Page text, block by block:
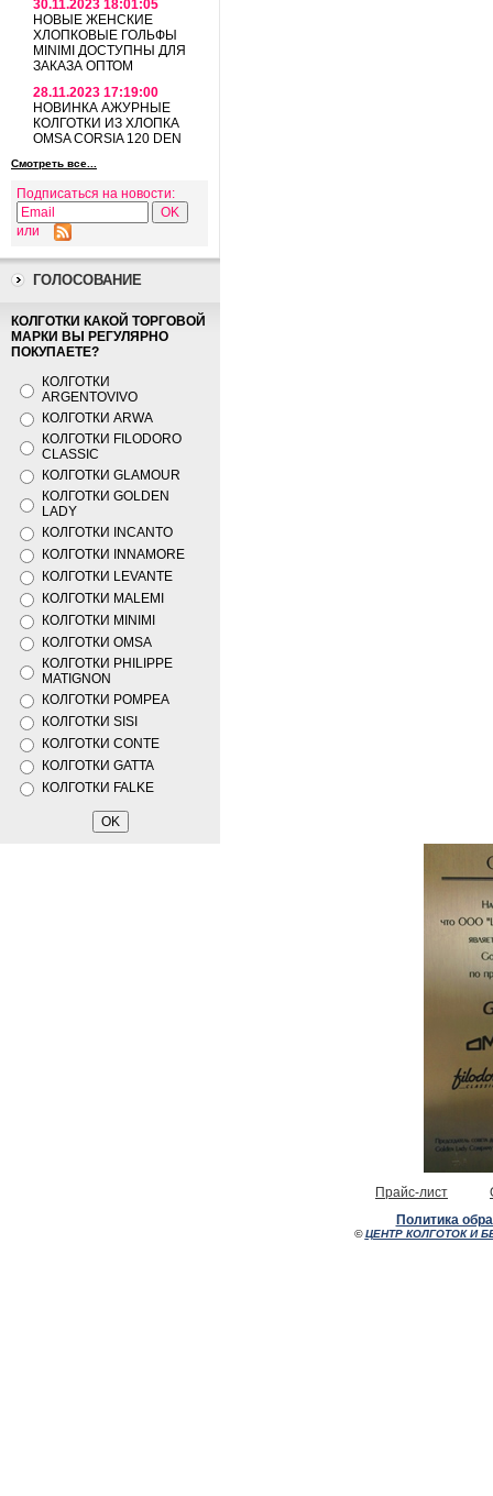
30.11.2023 18:01:05
НОВЫЕ ЖЕНСКИЕ
ХЛОПКОВЫЕ ГОЛЬФЫ
MINIMI ДОСТУПНЫ ДЛЯ
ЗАКАЗА ОПТОМ
28.11.2023 17:19:00
НОВИНКА АЖУРНЫЕ
КОЛГОТКИ ИЗ ХЛОПКА
OMSA CORSIA 120 DEN
Смотреть все...
Подписаться на новости:
или
ГОЛОСОВАНИЕ
КОЛГОТКИ КАКОЙ ТОРГОВОЙ
МАРКИ ВЫ РЕГУЛЯРНО
ПОКУПАЕТЕ?
КОЛГОТКИ
ARGENTOVIVO
КОЛГОТКИ ARWA
КОЛГОТКИ FILODORO
CLASSIC
КОЛГОТКИ GLAMOUR
КОЛГОТКИ GOLDEN
LADY
КОЛГОТКИ INCANTO
КОЛГОТКИ INNAMORE
КОЛГОТКИ LEVANTE
КОЛГОТКИ MALEMI
КОЛГОТКИ MINIMI
КОЛГОТКИ OMSA
КОЛГОТКИ PHILIPPE
MATIGNON
КОЛГОТКИ POMPEA
КОЛГОТКИ SISI
КОЛГОТКИ CONTE
КОЛГОТКИ GATTA
КОЛГОТКИ FALKE
Прайс-лист
Политика
©ЦЕНТР КОЛГОТОК И